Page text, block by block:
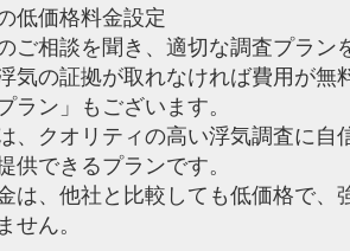
低価格料金設定
ご相談を聞き、適切な調査プラン
気の証拠が取れなければ費用が無
ラン」もございます。
、クオリティの高い浮気調査に自
供できるプランです。
は、他社と比較しても低価格で、
せん。